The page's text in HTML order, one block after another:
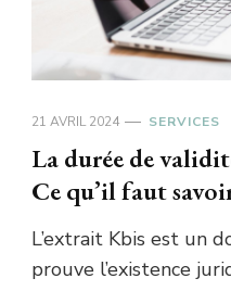
21 AVRIL 2024 SERVICES
La durée de
Ce qu’il faut
L’extrait Kbis est un
prouve l’existence